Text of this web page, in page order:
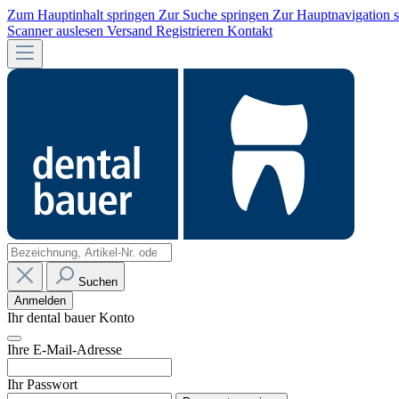
Zum Hauptinhalt springen Zur Suche springen Zur Hauptnavigation
Scanner auslesen Versand Registrieren Kontakt
Suchen
Anmelden
Ihr dental bauer Konto
Ihre E-Mail-Adresse
Ihr Passwort